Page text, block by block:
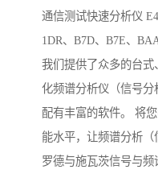
通信测试快速分析仪
1DR、B7D、B7E、BAA
我们提供了众多的台
化频谱分析仪（信号
配有丰富的软件。 将
能水平，让频谱分析（
罗德与施瓦茨信号与